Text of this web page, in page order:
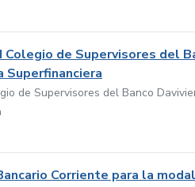
de Supervisores del
Superfinanciera
de Supervisores del Banco
Corriente para la